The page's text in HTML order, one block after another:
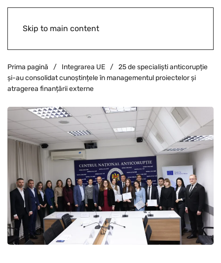
Skip to main content
Prima pagină Integrarea UE
25 de specialiști anticorupție
și-au consolidat cunoștințele în managementul proiectelor și
atragerea finanțării externe